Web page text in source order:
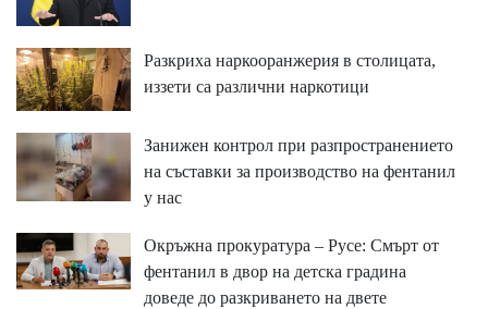
Разкриха наркооранжерия в столицата,
иззети са различни наркотици
Занижен контрол при разпространението
на съставки за производство на фентанил
у нас
Окръжна прокуратура – Русе: Смърт от
фентанил в двор на детска градина
доведе до разкриването на двете